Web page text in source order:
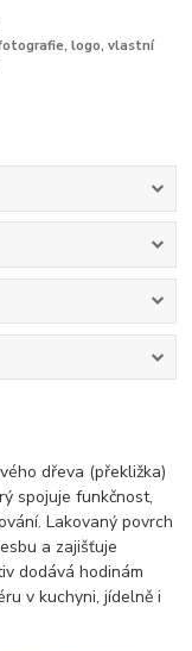
logo, vlastní
dřeva (překližka)
spojuje funkčnost,
Lakovaný povrch
a zajišťuje
dodává hodinám
v kuchyni, jídelně i